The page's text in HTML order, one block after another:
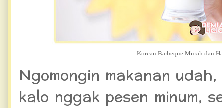
Korean Barbeque Murah dan
Ngomongin makanan
kalo nggak pesen minum,